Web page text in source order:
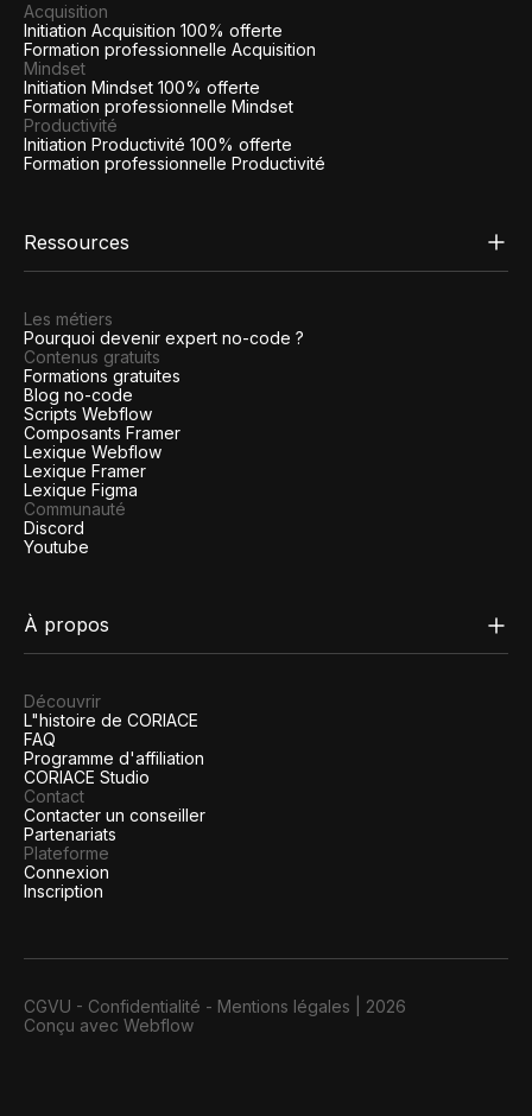
Acquisition
Initiation Acquisition 100% offerte
Formation professionnelle Acquisition
Mindset
Initiation Mindset 100% offerte
Formation professionnelle Mindset
Productivité
Initiation Productivité 100% offerte
Formation professionnelle Productivité
Ressources
Les métiers
Pourquoi devenir expert no-code ?
Contenus gratuits
Formations gratuites
Blog no-code
Scripts Webflow
Composants Framer
Lexique Webflow
Lexique Framer
Lexique Figma
Communauté
Discord
Youtube
À propos
Découvrir
L"histoire de CORIACE
FAQ
Programme d'affiliation
CORIACE Studio
Contact
Contacter un conseiller
Partenariats
Plateforme
Connexion
Inscription
CGVU - Confidentialité - Mentions légales
2026
Conçu avec Webflow